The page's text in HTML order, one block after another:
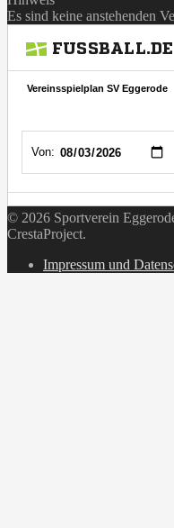
Es sind keine anstehenden
© 2026 Sportverein
CrestaProject.
Impressum und